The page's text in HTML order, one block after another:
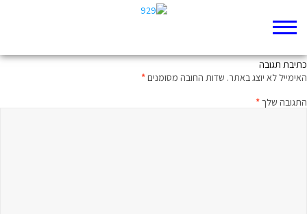
כתיבת תגובה
האימייל לא יוצג באתר. שדות החובה מסומנים*
התגובה שלך*